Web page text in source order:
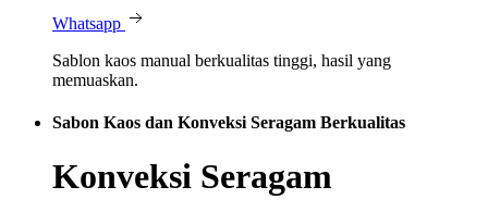
Whatsapp
Sablon kaos manual berkualitas tinggi, hasil yang
memuaskan.
Sabon Kaos dan Konveksi Seragam Berkualitas
Konveksi Seragam